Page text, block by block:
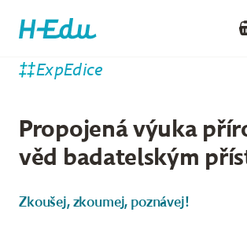
ExpEdice
Propojená výuka
věd badatelským
Zkoušej, zkoumej, poznávej!